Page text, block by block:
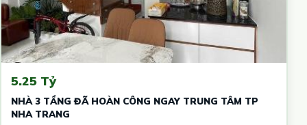
5.25 Tỷ
NHÀ 3 TẦNG ĐÃ HOÀN CÔNG NGAY TRUNG TÂM TP
NHA TRANG